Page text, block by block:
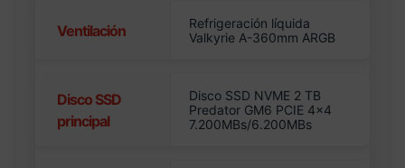
Ventilación
Refrigeración líquida
Valkyrie A-360mm ARGB
Disco SSD
principal
Disco SSD NVME 2 TB
Predator GM6 PCIE 4×4
7.200MBs/6.200MBs